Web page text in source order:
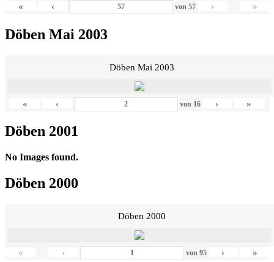
« ‹ von57 › »
Döben Mai 2003
Döben Mai 2003
« ‹ von 16 › »
Döben 2001
No Images found.
Döben 2000
Döben 2000
« ‹ von 95 › »